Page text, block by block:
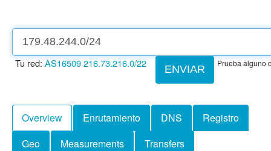
ENVIAR
Tu red: AS16509216.73.216.0/22 Prueba alguno
Overview Enrutamiento DNS
Registro
Geo
Measurements Transfers